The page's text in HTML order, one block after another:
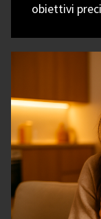
obiettivi